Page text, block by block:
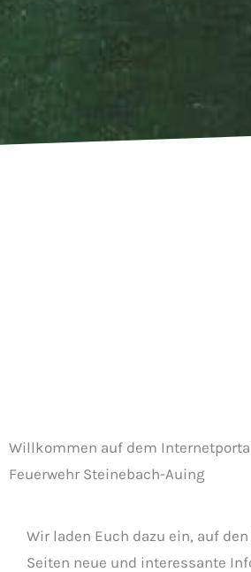
Willkommen auf dem
Feuerwehr Steinebach-Auing
Wir laden Euch dazu ein, auf
Seiten neue und interessante